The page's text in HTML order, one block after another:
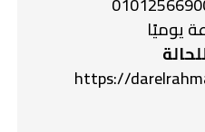
https://